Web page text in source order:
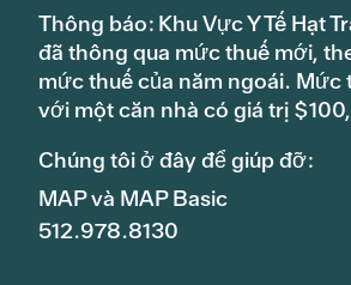
Thông báo: Khu Vực Y Tế Hạt
đã thông qua mức thuế mới,
mức thuế của năm ngoái. Mức
với một căn nhà có giá trị
Chúng tôi ở đây để giúp đỡ:
MAP và MAP Basic
512.978.8130